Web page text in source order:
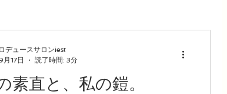
ファッション 同行ショッピング
素直と、私の鎧。
デュースサロンiest
17日
読了時間: 3分